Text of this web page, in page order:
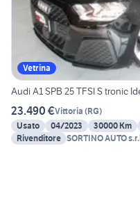
Vetrina
Audi A1 SPB 25 TFSI S tronic
23.490 €Vittoria (RG)
Usato
04/2023 30000 Km
Rivenditore SORTINO AUTO